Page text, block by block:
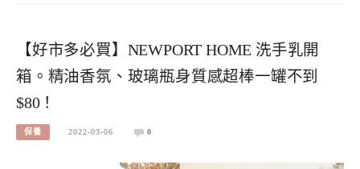
【好市多必買】NEWPORT HOME 洗手乳開
箱。精油香氛、玻璃瓶身質感超棒一罐不到
$80！
保養 2022-03-06 0